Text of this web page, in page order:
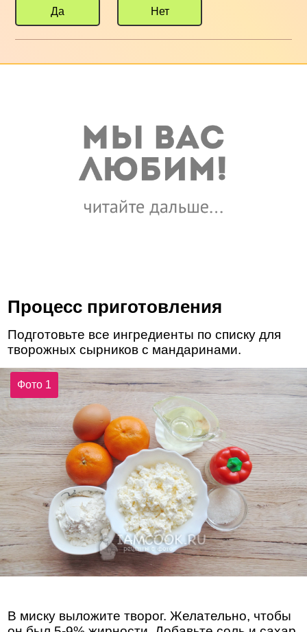
Да Нет
Процесс приготовления
Подготовьте все ингредиенты по списку для
творожных сырников с мандаринами.
Фото 1
В миску выложите творог. Желательно, чтобы